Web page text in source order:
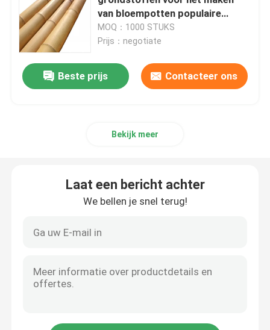
Ruw Bamboe Polen
Moso bamboe paal
Eenmalige bamboeslammen
van bloempotten populaire
bamboepotten voor planten en
decoratie
MOQ：1000 STUKS
Prijs：negotiate
Beste prijs Contacteer ons
Bekijk meer
Laat een bericht achter
We bellen je snel terug!